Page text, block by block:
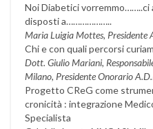
Noi Diabetici
disposti a………………..
Maria Luigia Mottes, Presidente
Chi e con quali percorsi
Dott. Giulio Mariani,
Milano, Presidente Onorario
Progetto CReG come
cronicità : integrazione
Specialista